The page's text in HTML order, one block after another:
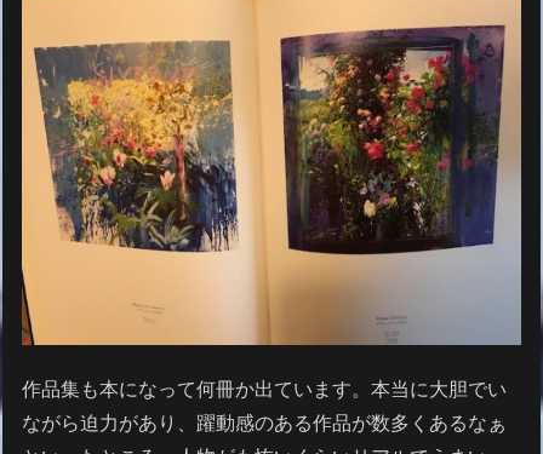
作品集も本になって何冊か出ています。本当に大胆でい
ながら迫力があり、躍動感のある作品が数多くあるなぁ